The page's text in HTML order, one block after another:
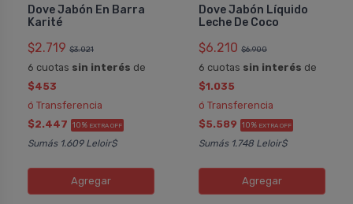
Dove Jabón En Barra
Karité
$2.719 $3.021
6 cuotas sin interés de
$453
ó Transferencia
$2.447 10% EXTRA OFF
Sumás 1.609 Leloir$
Agregar
Dove Jabón Líquido
Leche De Coco
$6.210 $6.900
6 cuotas sin interés de
$1.035
ó Transferencia
$5.589 10% EXTRA OFF
Sumás 1.748 Leloir$
Agregar